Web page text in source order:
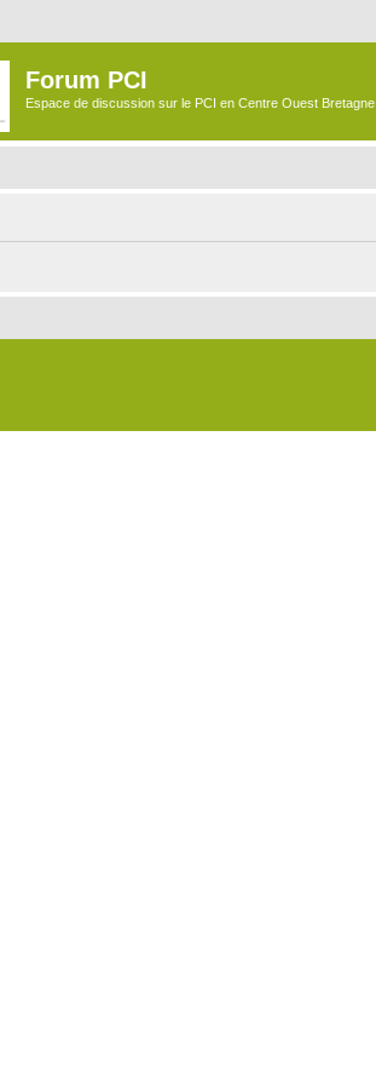
Forum PCI
Espace de discussion sur le PCI en Centre Ouest Bretagne